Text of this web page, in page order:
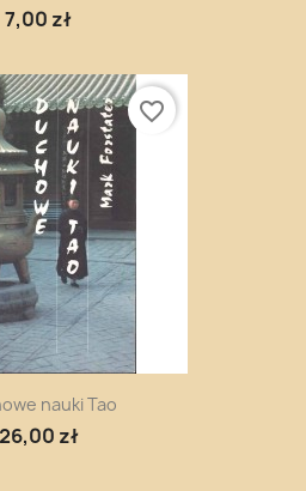
7,00 zł
nauki Tao
26,00 zł
favorite_border